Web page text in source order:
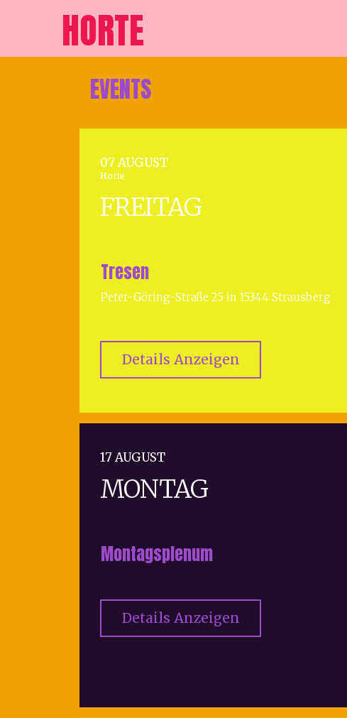
HORTE
EVENTS
07 AUGUST
Horte
FREITAG
Tresen
Peter-Göring-Straße 25 in 15344 Strausberg
Details Anzeigen
17 AUGUST
MONTAG
Montagsplenum
Details Anzeigen